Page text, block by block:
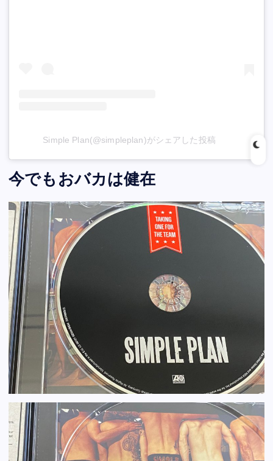
Simple Plan(@simpleplan)がシェアした投稿
今でもおバカは健在